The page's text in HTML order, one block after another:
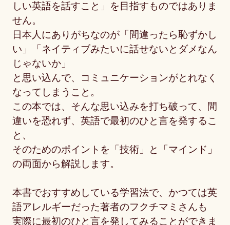
しい英語を話すこと」を目指すものではありま
せん。
日本人にありがちなのが「間違ったら恥ずかし
い」「ネイティブみたいに話せないとダメなん
じゃないか」
と思い込んで、コミュニケーションがとれなく
なってしまうこと。
この本では、そんな思い込みを打ち破って、間
違いを恐れず、英語で最初のひと言を発するこ
と、
そのためのポイントを「技術」と「マインド」
の両面から解説します。
本書でおすすめしている学習法で、かつては英
語アレルギーだった著者のフクチマミさんも
実際に最初のひと言を発してみることができま